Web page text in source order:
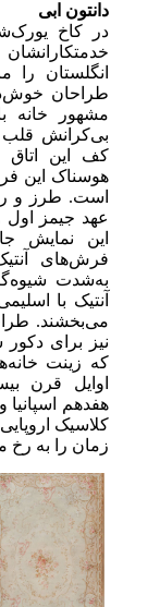
دانتون ابی
در کاخ
انگلستان را
طراحان
مشهور خانه
بی‌کرانش قلب
کف این اتاق
هوسناک این
است. طرز و
عهد جیمز اول و
این نمایش
فرش‌های
به‌شدت
آنتیک با
می‌بخشند.
نیز برای دکور
که زینت
اوایل قرن
هفدهم
کلاسیک
زمان را به رخ